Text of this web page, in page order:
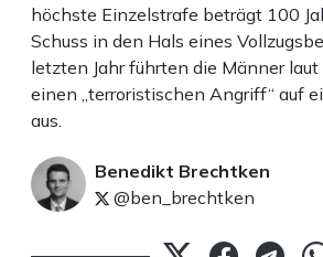
höchste Einzelstrafe beträgt 100
Schuss in den Hals eines
letzten Jahr führten die Männer
einen „terroristischen Angriff“ auf
aus.
Benedikt Brechtken
@ben_brechtken